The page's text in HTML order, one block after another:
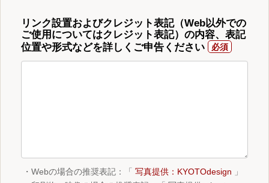
リンク設置およびクレジット表記（Web以外での
ご使用についてはクレジット表記）の内容、表記
位置や形式などを詳しくご申告ください
・Webの場合の推奨表記：「 写真提供：KYOTOdesign 」